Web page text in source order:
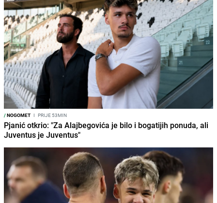
/NOGOMET I PRIJE 53MIN
Pjanić otkrio: "Za Alajbegovića je bilo i bogatijih ponuda, ali
Juventus je Juventus"